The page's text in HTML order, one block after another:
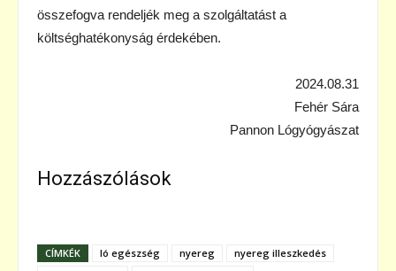
összefogva rendeljék meg a szolgáltatást a
költséghatékonyság érdekében.
2024.08.31
Fehér Sára
Pannon Lógyógyászat
Hozzászólások
CÍMKÉK ló egészség nyereg
nyereg illeszkedés